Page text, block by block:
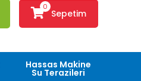
0
Sepetim
Hassas Makine
Su Terazileri